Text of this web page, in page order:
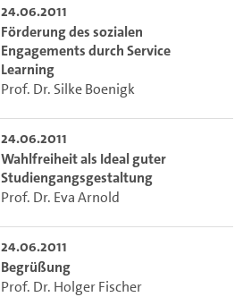
24.06.2011
Förderung des sozialen
Engagements durch Service
Learning
Prof. Dr. Silke Boenigk
24.06.2011
Wahlfreiheit als Ideal guter
Studiengangsgestaltung
Prof. Dr. Eva Arnold
24.06.2011
Begrüßung
Prof. Dr. Holger Fischer